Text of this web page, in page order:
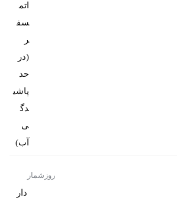
اتم
سف
ر
(در
حد
پاشی
دگ
ی
آب)
روزشمار
دار